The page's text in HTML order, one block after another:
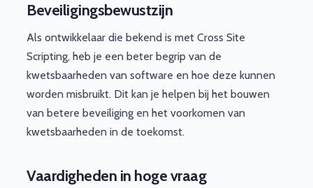
Beveiligingsbewustzijn
Als ontwikkelaar die bekend is met Cross Site
Scripting, heb je een beter begrip van de
kwetsbaarheden van software en hoe deze kunnen
worden misbruikt. Dit kan je helpen bij het bouwen
van betere beveiliging en het voorkomen van
kwetsbaarheden in de toekomst.
Vaardigheden in hoge vraag